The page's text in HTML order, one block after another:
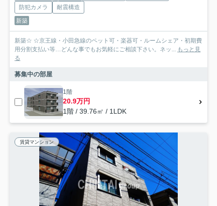
防犯カメラ
耐震構造
新築
新築☆ ☆京王線・小田急線のペット可・楽器可・ルームシェア・初期費
用分割支払い等…どんな事でもお気軽にご相談下さい。ネッ... もっと見
る
募集中の部屋
1階
20.9万円
1階 / 39.76㎡ / 1LDK
賃貸マンション